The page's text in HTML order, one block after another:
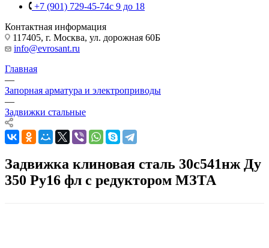
+7 (901) 729-45-74c 9 до 18
Контактная информация
117405, г. Москва, ул. дорожная 60Б
info@evrosant.ru
Главная
—
Запорная арматура и электроприводы
—
Задвижки стальные
Задвижка клиновая сталь 30с541нж Ду
350 Ру16 фл с редуктором МЗТА